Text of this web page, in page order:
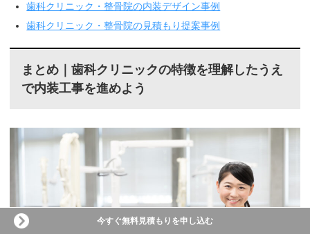
歯科クリニック・整骨院の内装デザイン事例
歯科クリニック・整骨院の見積もり提案事例
まとめ｜歯科クリニックの特徴を理解したうえ
で内装工事を進めよう
今すぐ無料見積もりを申し込む